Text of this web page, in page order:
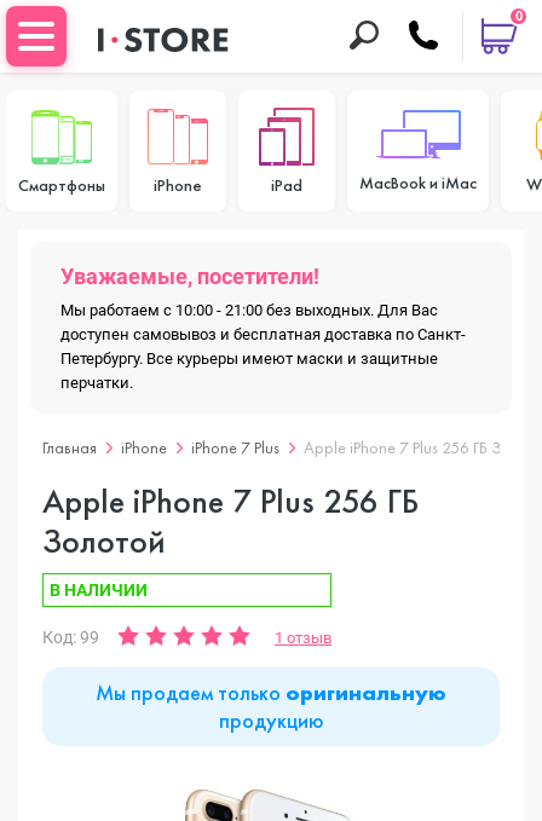
0
Смартфоны iPhone iPad MacBook и iMac
Уважаемые, посетители!
Мы работаем с 10:00 - 21:00 без выходных. Для Вас
доступен самовывоз и бесплатная доставка по Санкт-
Петербургу. Все курьеры имеют маски и защитные
перчатки.
Главная iPhone iPhone 7 Plus Apple iPhone 7 Plus 256 ГБ
Apple iPhone 7 Plus 256 ГБ
Золотой
В НАЛИЧИИ
Код: 99 1 отзыв
Мы продаем только оригинальную
продукцию